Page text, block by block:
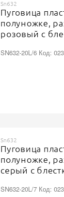
Sn632
Пуговица
полуножке,
розовый с
SN632-20L/6 Код:
Sn632
Пуговица
полуножке,
серый с
SN632-20L/7 Код: